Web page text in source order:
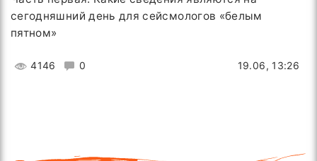
сегодняшний день для сейсмологов «белым
пятном»
4146 0 19.06, 13:26